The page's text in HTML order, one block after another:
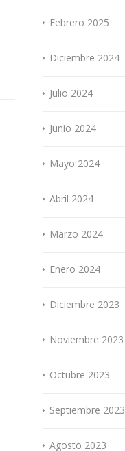
Febrero 2025
Diciembre 2024
Julio 2024
Junio 2024
Mayo 2024
Abril 2024
Marzo 2024
Enero 2024
Diciembre 2023
Noviembre 2023
Octubre 2023
Septiembre 2023
Agosto 2023